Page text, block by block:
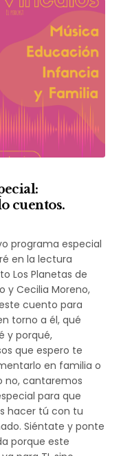
cuentos.
programa especial
en la lectura
Los Planetas de
y Cecilia Moreno,
cuento para
torno a él, qué
y porqué,
que espero te
en familia o
no, cantaremos
para que
hacer tú con tu
Siéntate y ponte
porque este